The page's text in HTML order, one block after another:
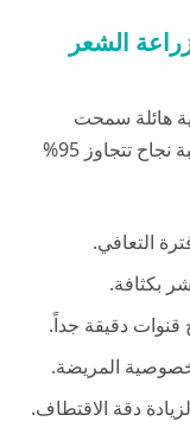
الشعر
هائلة سمحت
بإجراء العملية دون ترك ندبات خطية وبنسبة نجاح تتجاوز 95%
دقيقة جداً.
المريضة.
دقة الاقتطاف.